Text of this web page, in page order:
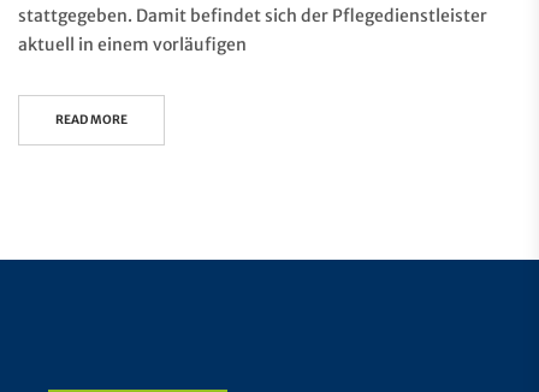
stattgegeben. Damit befindet sich der Pflegedienstleister
aktuell in einem vorläufigen
READ MORE